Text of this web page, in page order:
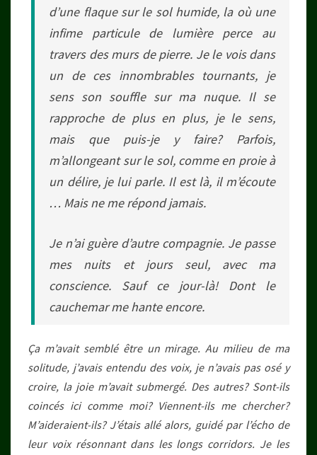
d’une flaque sur le sol humide, la où une
infime particule de lumière perce au
travers des murs de pierre. Je le vois dans
un de ces innombrables tournants, je
sens son souffle sur ma nuque. Il se
rapproche de plus en plus, je le sens,
mais que puis-je y faire? Parfois,
m’allongeant sur le sol, comme en proie à
un délire, je lui parle. Il est là, il m’écoute
… Mais ne me répond jamais.
Je n’ai guère d’autre compagnie. Je passe
mes nuits et jours seul, avec ma
conscience. Sauf ce jour-là! Dont le
cauchemar me hante encore.
Ça m’avait semblé être un mirage. Au milieu de ma
solitude, j’avais entendu des voix, je n’avais pas osé y
croire, la joie m’avait submergé. Des autres? Sont-ils
coincés ici comme moi? Viennent-ils me chercher?
M’aideraient-ils? J’étais allé alors, guidé par l’écho de
leur voix résonnant dans les longs corridors. Je les